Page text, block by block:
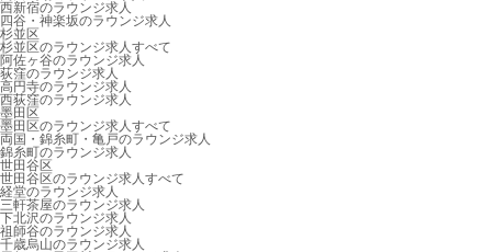
西新宿のラウンジ求人
四谷・神楽坂のラウンジ求人
杉並区
杉並区のラウンジ求人すべて
阿佐ヶ谷のラウンジ求人
荻窪のラウンジ求人
高円寺のラウンジ求人
西荻窪のラウンジ求人
墨田区
墨田区のラウンジ求人すべて
両国・錦糸町・亀戸のラウンジ求人
錦糸町のラウンジ求人
世田谷区
世田谷区のラウンジ求人すべて
経堂のラウンジ求人
三軒茶屋のラウンジ求人
下北沢のラウンジ求人
祖師谷のラウンジ求人
千歳烏山のラウンジ求人